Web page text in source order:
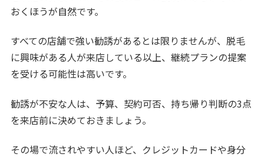
おくほうが自然です。
すべての店舗で強い勧誘があるとは限りませんが、脱毛
に興味がある人が来店している以上、継続プランの提案
を受ける可能性は高いです。
勧誘が不安な人は、予算、契約可否、持ち帰り判断の3点
を来店前に決めておきましょう。
その場で流されやすい人ほど、クレジットカードや身分